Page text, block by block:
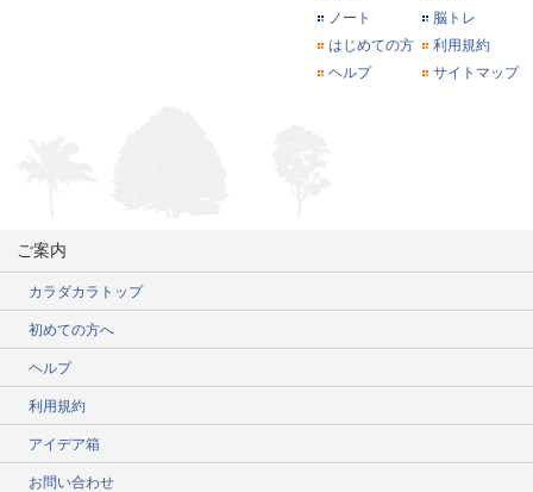
ノート
脳トレ
はじめての方
利用規約
ヘルプ
サイトマップ
ご案内
カラダカラトップ
初めての方へ
ヘルプ
利用規約
アイデア箱
お問い合わせ